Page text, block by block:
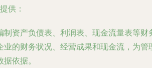
供：
制资产负债表、利润表、现金流量表等财
业的财务状况、经营成果和现金流，为管
依据。